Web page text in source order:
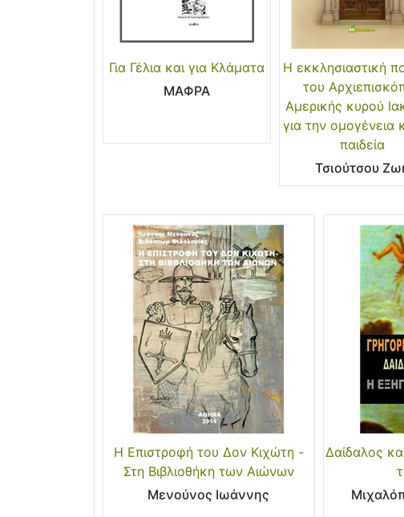
Για Γέλια και για Κλάματα
ΜΑΦΡΑ
Η εκκλησιαστική
του
Αμερικής κυρού
για την ομογένεια
παιδεία
Τσιούτσου
Η Επιστροφή του Δον Κιχώτη -
Στη Βιβλιοθήκη των Αιώνων
Μενούνος Ιωάννης
Δαίδαλος